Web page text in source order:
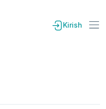
Kirish